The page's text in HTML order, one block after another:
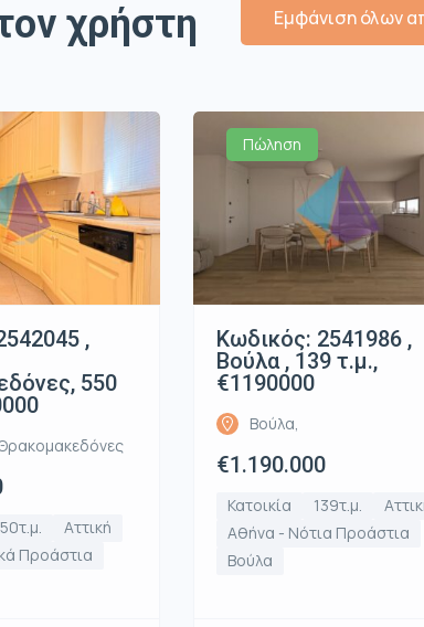
χρήστη Εμφάνιση όλων
,
550
Αττική
Προάστια
Πώληση
Κωδικός: 2541986 ,
Βούλα , 139 τ.μ.,
€1190000
Βούλα,
€1.190.000
Κατοικία 139τ.μ.
Αθήνα - Νότια Προάστια
Βούλα